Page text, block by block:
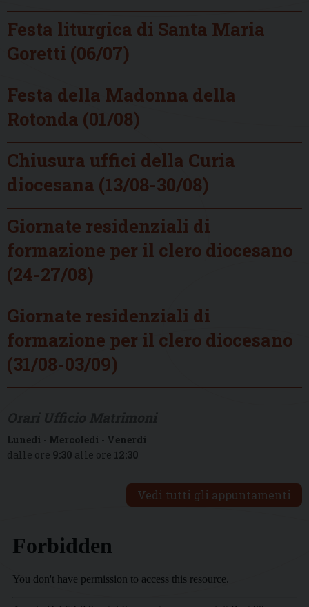
Festa liturgica di Santa Maria
Goretti (06/07)
Festa della Madonna della
Rotonda (01/08)
Chiusura uffici della Curia
diocesana (13/08-30/08)
Giornate residenziali di
formazione per il clero diocesano
(24-27/08)
Giornate residenziali di
formazione per il clero diocesano
(31/08-03/09)
Lunedì - Mercoledì - Venerdì
dalle ore 9:30 alle ore 12:30
Vedi tutti gli appuntamenti